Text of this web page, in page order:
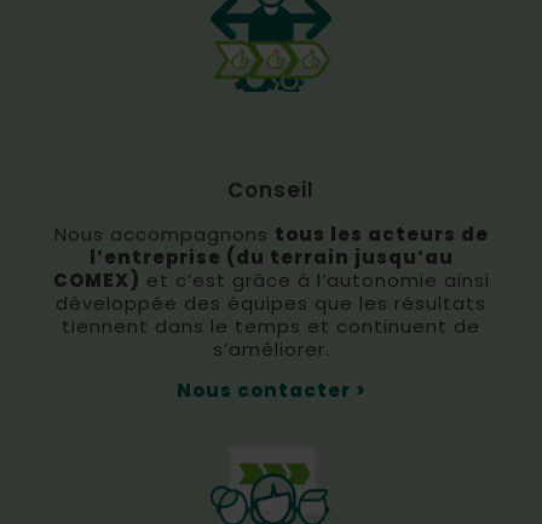
Conseil
Nous accompagnons tous les acteurs de
l’entreprise (du terrain jusqu’au
COMEX) et c’est grâce à l’autonomie ainsi
développée des équipes que les résultats
tiennent dans le temps et continuent de
s’améliorer.
Nous contacter >